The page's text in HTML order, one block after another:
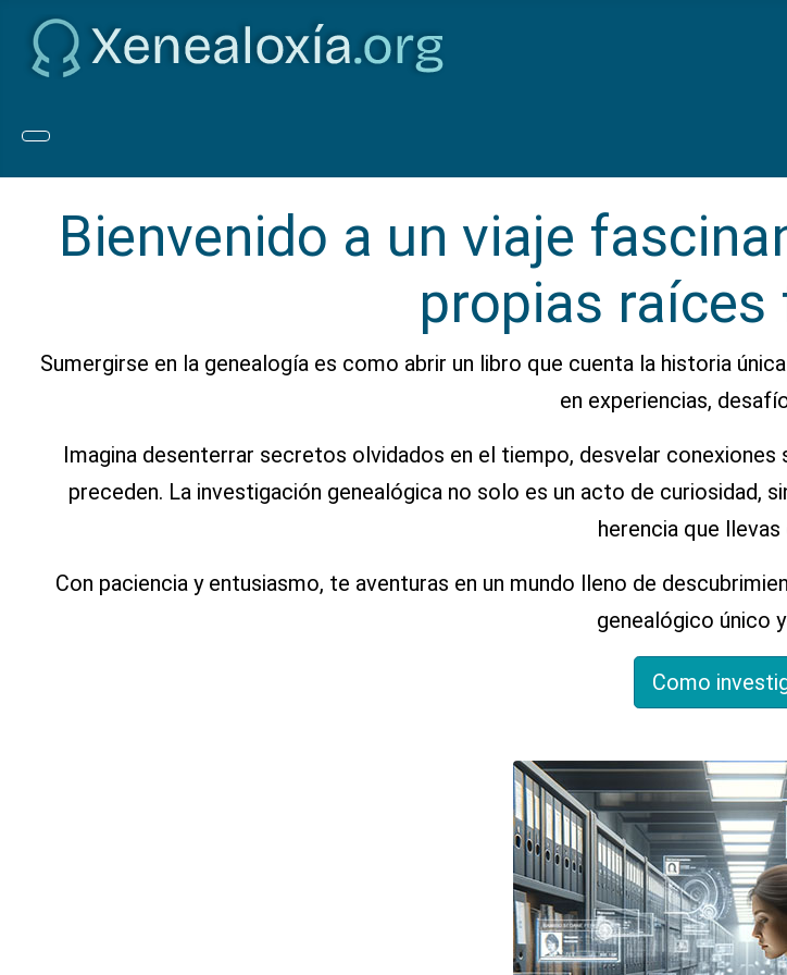
Bienvenido a un viaje
propias
Sumergirse en la genealogía es como abrir un libro que cuenta la historia
en experiencias,
Imagina desenterrar secretos olvidados en el tiempo, desvelar
preceden. La investigación genealógica no solo es un acto de curiosidad,
herencia que
Con paciencia y entusiasmo, te aventuras en un mundo lleno de
genealógico único
Como